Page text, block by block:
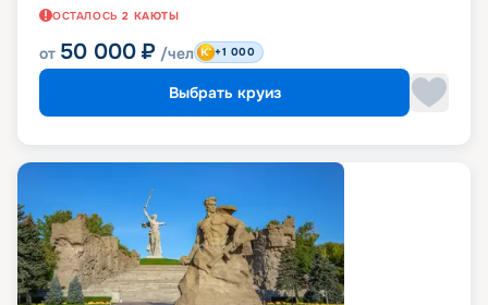
ОСТАЛОСЬ 2 КАЮТЫ
от 50 000 ₽ /чел +1 000
Выбрать круиз